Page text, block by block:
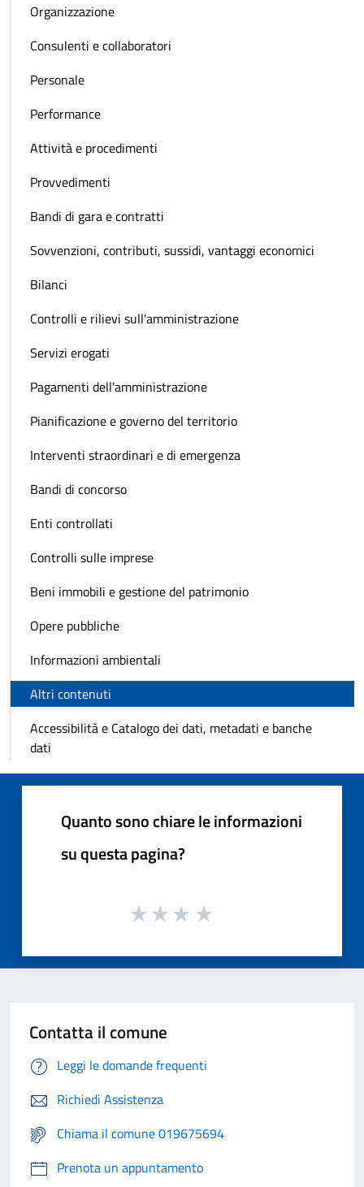
Organizzazione
Consulenti e collaboratori
Personale
Performance
Attività e procedimenti
Provvedimenti
Bandi di gara e contratti
Sovvenzioni, contributi, sussidi, vantaggi economici
Bilanci
Controlli e rilievi sull'amministrazione
Servizi erogati
Pagamenti dell'amministrazione
Pianificazione e governo del territorio
Interventi straordinari e di emergenza
Bandi di concorso
Enti controllati
Controlli sulle imprese
Beni immobili e gestione del patrimonio
Opere pubbliche
Informazioni ambientali
Altri contenuti
Accessibilità e Catalogo dei dati, metadati e banche
dati
Quanto sono chiare le informazioni
su questa pagina?
Contatta il comune
Leggi le domande frequenti
Richiedi Assistenza
Chiama il comune 019675694
Prenota un appuntamento